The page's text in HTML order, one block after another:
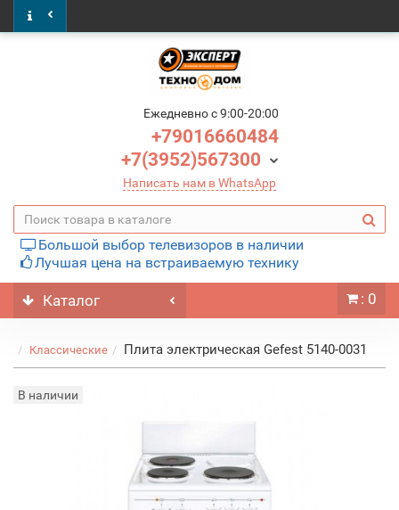
Ежедневно c 9:00-20:00
+79016660484
+7(3952)567300
Написать нам в WhatsApp
Большой выбор телевизоров в наличии
Лучшая цена на встраиваемую технику
Каталог : 0
Классические Плита электрическая Gefest 5140-0031
В наличии